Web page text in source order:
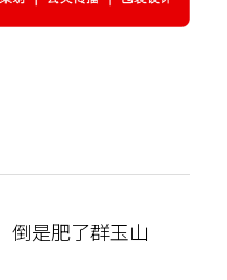
倒是肥了群玉山